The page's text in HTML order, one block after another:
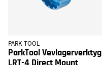
PARK TOOL
ParkTool Vevlagerverktyg
LRT-4 Direct Mount